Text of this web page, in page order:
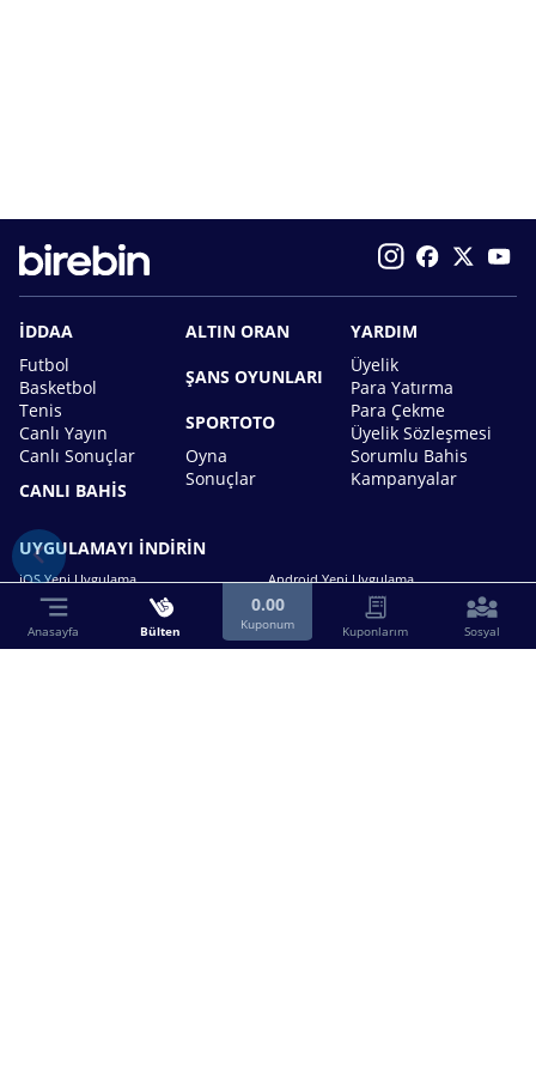
İDDAA
Futbol
Basketbol
Tenis
Canlı Yayın
Canlı Sonuçlar
CANLI BAHİS
ALTIN ORAN
ŞANS OYUNLARI
SPORTOTO
Oyna
Sonuçlar
YARDIM
Üyelik
Para Yatırma
Para Çekme
Üyelik Sözleşmesi
Sorumlu Bahis
Kampanyalar
UYGULAMAYI İNDİRİN
iOS Yeni Uygulama Android Yeni Uygulama
Anasayfa Bülten
0.00
Kuponum Kuponlarım Sosyal